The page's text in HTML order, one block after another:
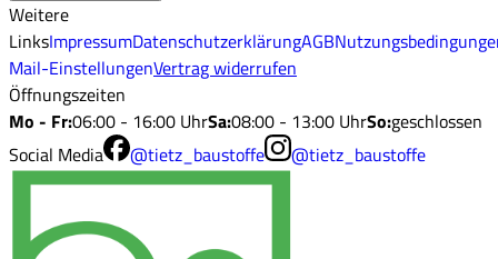
Weitere
LinksImpressumDatenschutzerklärungAGB
Mail-EinstellungenVertrag widerrufen
Öffnungszeiten
Mo - Fr:06:00 - 16:00 UhrSa:08:00 - 13:00 UhrSo:geschlossen
Social Media
@tietz_baustoffe @tietz_baustoffe